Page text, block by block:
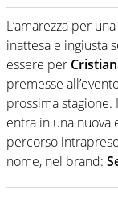
L’amarezza per
inattesa e ingiusta
essere per
premesse
prossima
entra in una
percorso
nome, nel brand: